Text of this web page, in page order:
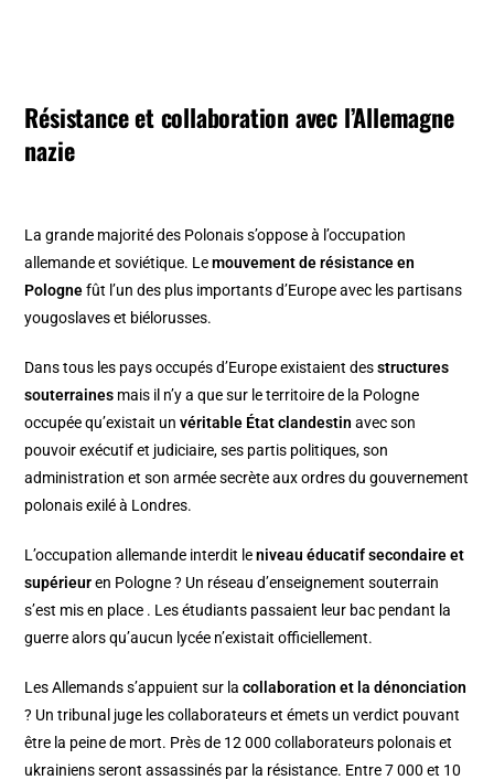
Résistance et collaboration avec l’Allemagne
nazie
La grande majorité des Polonais s’oppose à l’occupation
allemande et soviétique. Lemouvement de résistance en
Polognefût l’un des plus importants d’Europe avec les partisans
yougoslaves et biélorusses.
Dans tous les pays occupés d’Europe existaient desstructures
souterraines mais il n’y a que sur le territoire de la Pologne
occupée qu’existait unvéritable État clandestin avec son
pouvoir exécutif et judiciaire, ses partis politiques, son
administration et son armée secrète aux ordres du gouvernement
polonais exilé à Londres.
L’occupation allemande interdit leniveau éducatif secondaire et
supérieuren Pologne ? Un réseau d’enseignement souterrain
s’est mis en place . Les étudiants passaient leur bac pendant la
guerre alors qu’aucun lycée n’existait officiellement.
Les Allemands s’appuient sur lacollaboration et la dénonciation
? Un tribunal juge les collaborateurs et émets un verdict pouvant
être la peine de mort. Près de 12 000 collaborateurs polonais et
ukrainiens seront assassinés par la résistance. Entre 7 000 et 10